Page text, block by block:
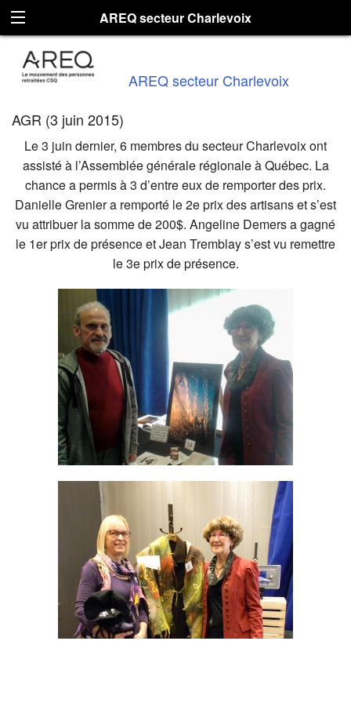
AREQ secteur Charlevoix
AREQ secteur Charlevoix
AGR (3 juin 2015)
Le 3 juin dernier, 6 membres du secteur Charlevoix ont
assisté à l’Assemblée générale régionale à Québec. La
chance a permis à 3 d’entre eux de remporter des prix.
Danielle Grenier a remporté le 2e prix des artisans et s’est
vu attribuer la somme de 200$. Angeline Demers a gagné
le 1er prix de présence et Jean Tremblay s’est vu remettre
le 3e prix de présence.